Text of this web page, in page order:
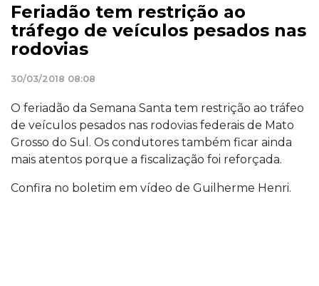
Feriadão tem restrição ao
tráfego de veículos pesados nas
rodovias
30/03/2018 08:08
O feriadão da Semana Santa tem restrição ao tráfeo
de veículos pesados nas rodovias federais de Mato
Grosso do Sul. Os condutores também ficar ainda
mais atentos porque a fiscalização foi reforçada.
Confira no boletim em vídeo de Guilherme Henri.